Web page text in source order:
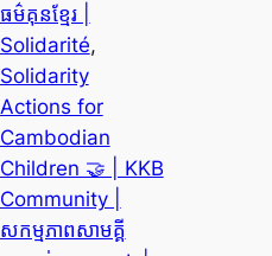
ធម៌គុនខ្មែរ |
Solidarité
Solidarity
Actions for
Cambodian
Children 🤝 | KKB
Community |
សកម្មភាពសាមគ្គី